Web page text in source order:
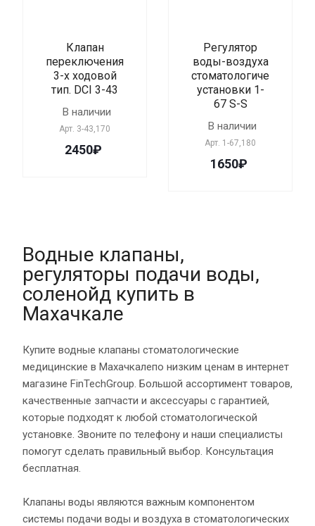
Клапан
переключения
3-х ходовой
тип. DCI 3-43
В наличии
Арт. 3-43,170
2450₽
Регулятор
воды-воздуха
стоматологической
установки 1-
67 S-S
В наличии
Арт. 1-67,180
1650₽
Водные клапаны,
регуляторы подачи воды,
соленойд купить в
Махачкале
Купите водные клапаны стоматологические
медицинские в Махачкалепо низким ценам в интернет
магазине FinTechGroup. Большой ассортимент товаров,
качественные запчасти и аксессуары с гарантией,
которые подходят к любой стоматологической
установке. Звоните по телефону и наши специалисты
помогут сделать правильный выбор. Консультация
бесплатная.
Клапаны воды являются важным компонентом
системы подачи воды и воздуха в стоматологических